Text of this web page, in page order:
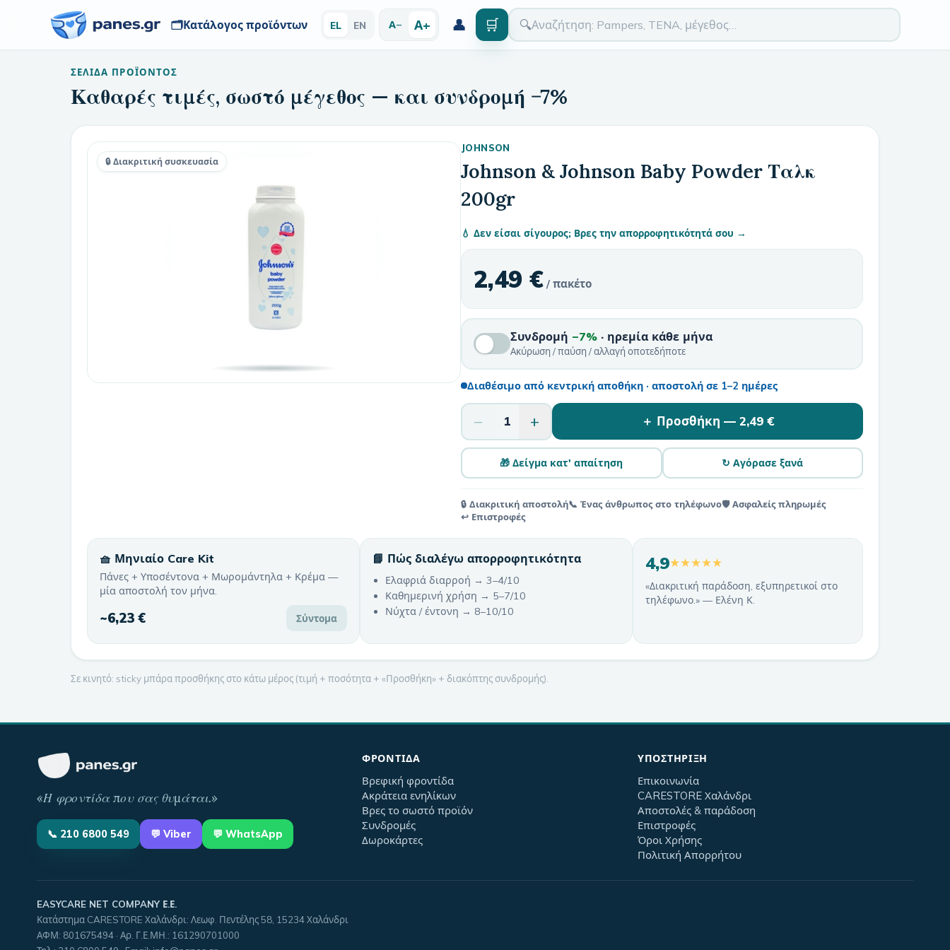
🔍
🗂️Κατάλογος προϊόντων EL EN Α− Α+ 👤 🛒
ΣΕΛΊΔΑ ΠΡΟΪΌΝΤΟΣ
Καθαρές τιμές, σωστό μέγεθος — και συνδρομή −7%
🔒 Διακριτική συσκευασία
JOHNSON
Johnson & Johnson Baby Powder Ταλκ
200gr
💧 Δεν είσαι σίγουρος; Βρες την απορροφητικότητά σου →
2,49 € / πακέτο
Συνδρομή −7%· ηρεμία κάθε μήνα
Ακύρωση / παύση / αλλαγή οποτεδήποτε
Διαθέσιμο από κεντρική αποθήκη · αποστολή σε 1–2 ημέρες
− 1 + ＋ Προσθήκη — 2,49 €
🎁 Δείγμα κατ' απαίτηση ↻ Αγόρασε ξανά
🔒 Διακριτική αποστολή📞 Ένας άνθρωπος στο τηλέφωνο🛡️ Ασφαλείς πληρωμές
↩️ Επιστροφές
🧺 Μηνιαίο Care Kit
Πάνες + Υποσέντονα + Μωρομάντηλα + Κρέμα —
μία αποστολή τον μήνα.
~6,23 € Σύντομα
📘 Πώς διαλέγω απορροφητικότητα
Ελαφριά διαρροή → 3–4/10
Καθημερινή χρήση → 5–7/10
Νύχτα / έντονη → 8–10/10
4,9★★★★★
«Διακριτική παράδοση, εξυπηρετικοί στο
τηλέφωνο.» — Ελένη Κ.
Σε κινητό: sticky μπάρα προσθήκης στο κάτω μέρος (τιμή + ποσότητα + «Προσθήκη» + διακόπτης συνδρομής).
«Η φροντίδα που σας θυμάται.»
📞 210 6800 549 💬 Viber 💬 WhatsApp
ΦΡΟΝΤΊΔΑ
Βρεφική φροντίδα
Ακράτεια ενηλίκων
Βρες το σωστό προϊόν
Συνδρομές
Δωροκάρτες
ΥΠΟΣΤΉΡΙΞΗ
Επικοινωνία
CARESTORE Χαλάνδρι
Αποστολές & παράδοση
Επιστροφές
Όροι Χρήσης
Πολιτική Απορρήτου
EASYCARE NET COMPANY Ε.Ε.
Κατάστημα CARESTORE Χαλάνδρι: Λεωφ. Πεντέλης 58, 15234 Χαλάνδρι
ΑΦΜ: 801675494 · Αρ. Γ.Ε.ΜΗ.: 161290701000